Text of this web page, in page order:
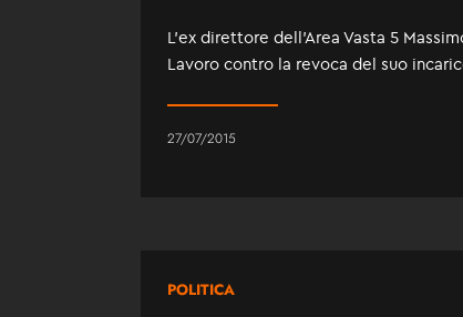
L'ex direttore dell'Area Vasta 5
Lavoro contro la revoca del suo
27/07/2015
POLITICA